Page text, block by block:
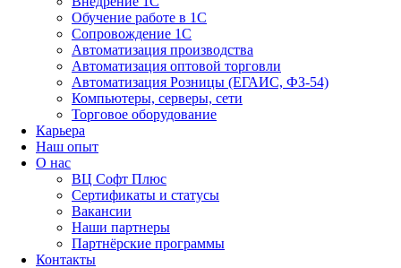
Обучение работе в 1С
Сопровождение 1С
Автоматизация производства
Автоматизация оптовой торговли
Автоматизация Розницы (ЕГАИС, ФЗ-54)
Компьютеры, серверы, сети
Торговое оборудование
Карьера
Наш опыт
О нас
ВЦ Софт Плюс
Сертификаты и статусы
Вакансии
Наши партнеры
Партнёрские программы
Контакты